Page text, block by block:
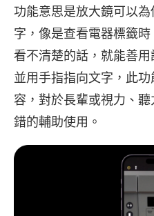
功能意思是放大鏡可以
字，像是查看電器標籤
看不清楚的話，就能善
並用手指指向文字，此
容，對於長輩或視力、
錯的輔助使用。